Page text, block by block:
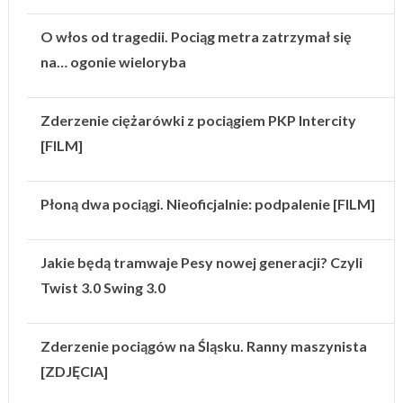
O włos od tragedii. Pociąg metra zatrzymał się
na… ogonie wieloryba
Zderzenie ciężarówki z pociągiem PKP Intercity
[FILM]
Płoną dwa pociągi. Nieoficjalnie: podpalenie [FILM]
Jakie będą tramwaje Pesy nowej generacji? Czyli
Twist 3.0 Swing 3.0
Zderzenie pociągów na Śląsku. Ranny maszynista
[ZDJĘCIA]